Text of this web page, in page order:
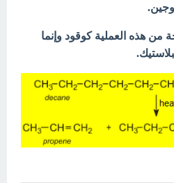
من هذه العملية كوقود وإنما